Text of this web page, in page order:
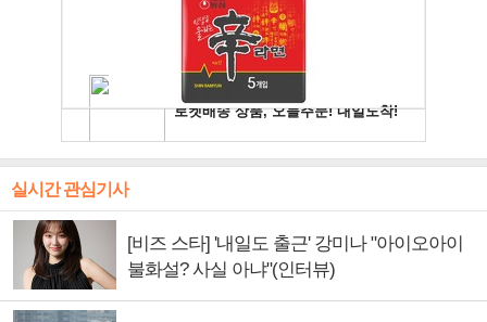
실시간 관심기사
[비즈 스타] '내일도 출근' 강미나 "아이오아이
불화설? 사실 아냐"(인터뷰)